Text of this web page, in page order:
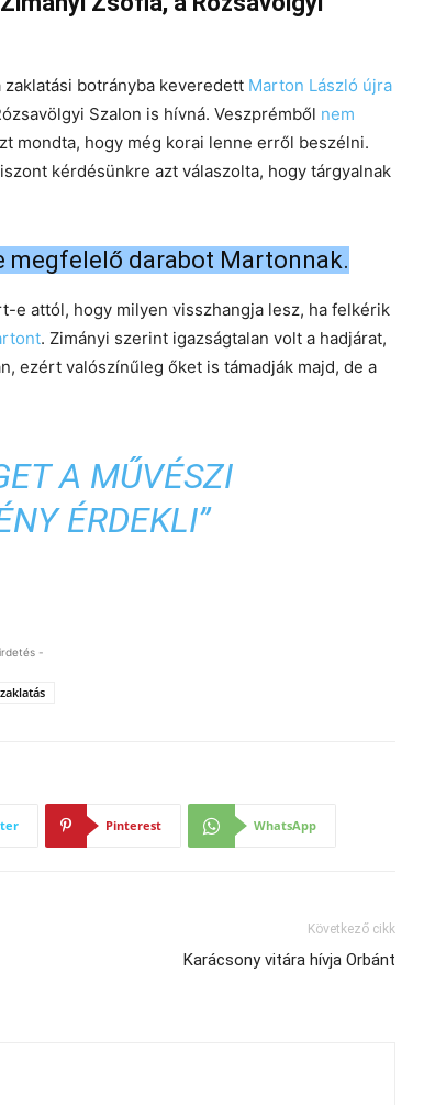
botrányba keveredett Marton László újra
Szalon is hívná. Veszprémből nem
mondta, hogy még korai lenne erről beszélni.
kérdésünkre azt válaszolta, hogy tárgyalnak
megfelelő darabot Martonnak.
e attól, hogy milyen visszhangja lesz, ha felkérik
. Zimányi szerint igazságtalan volt a hadjárat,
ezért valószínűleg őket is támadják majd, de a
A MŰVÉSZI
ÉRDEKLI”
-
Pinterest WhatsApp
Következő cikk
Karácsony vitára hívja Orbánt